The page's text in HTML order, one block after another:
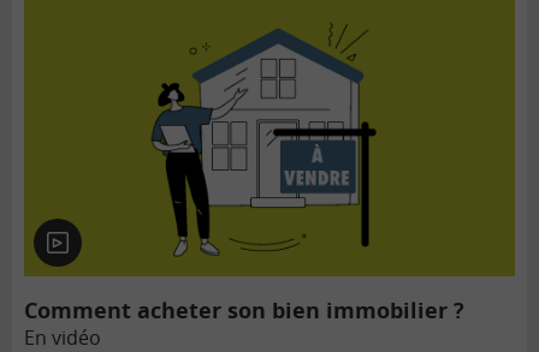
En
vidéo
Comment acheter son bien immobilier ?
En vidéo